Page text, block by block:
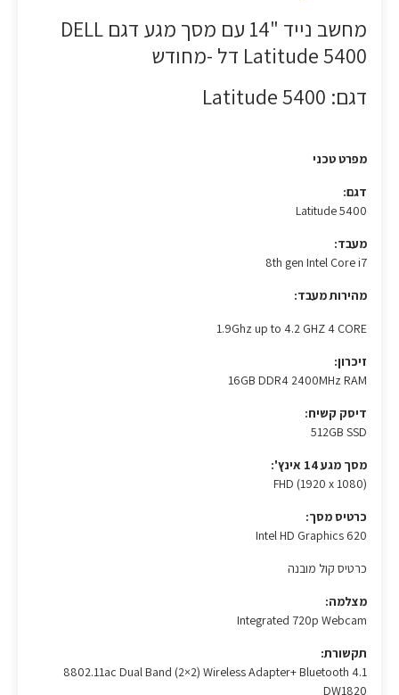
מחשב נייד "14 עם מסך מגע דגם DELL
Latitude 5400 דל -מחודש
דגם: Latitude 5400
מפרט טכני
דגם:
Latitude 5400
מעבד:
8th gen Intel Core i7
מהירות מעבד:
1.9Ghz up to 4.2 GHZ 4 CORE
זיכרון:
16GB DDR4 2400MHz RAM
דיסק קשיח:
512GB SSD
מסך מגע 14 אינץ':
FHD (1920 x 1080)
כרטיס מסך:
Intel HD Graphics 620
כרטיס קול מובנה
מצלמה:
Integrated 720p Webcam
תקשורת:
8802.11ac Dual Band (2×2) Wireless Adapter+ Bluetooth 4.1
DW1820